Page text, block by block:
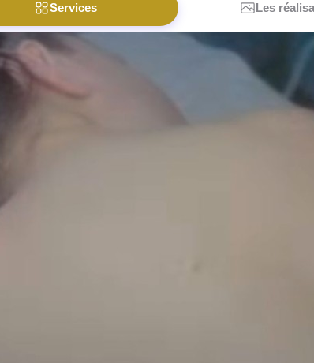
(soins visage) à Le
Services Les